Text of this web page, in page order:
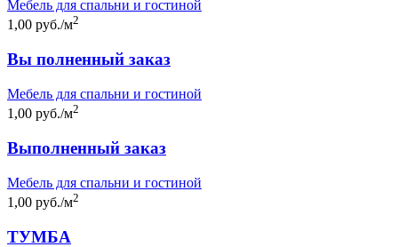
Мебель для спальни и гостиной
1,00 руб./м2
Вы полненный заказ
Мебель для спальни и гостиной
1,00 руб./м2
Выполненный заказ
Мебель для спальни и гостиной
1,00 руб./м2
ТУМБА